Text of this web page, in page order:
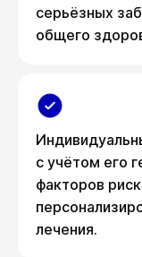
серьёзных
общего
с учётом его
факторов
лечения.